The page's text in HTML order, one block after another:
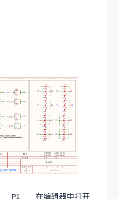
P1 在编辑器中打开